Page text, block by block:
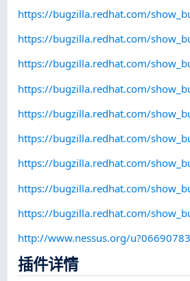
https://bugzilla.redhat.com/
https://bugzilla.redhat.com/
https://bugzilla.redhat.com/
https://bugzilla.redhat.com/
https://bugzilla.redhat.com/
https://bugzilla.redhat.com/
https://bugzilla.redhat.com/
https://bugzilla.redhat.com/
https://bugzilla.redhat.com/
http://www.nessus.org/u?06690783
插件详情